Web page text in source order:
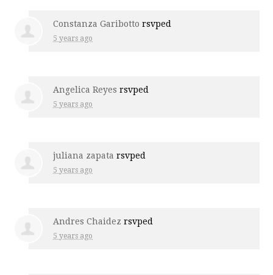
Constanza Garibotto rsvped
5 years ago
Angelica Reyes rsvped
5 years ago
juliana zapata rsvped
5 years ago
Andres Chaidez rsvped
5 years ago